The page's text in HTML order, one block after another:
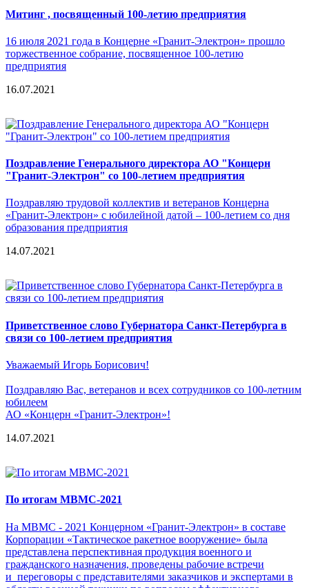
Митинг , посвященный 100-летию предприятия
16 июля 2021 года в Концерне «Гранит-Электрон» прошло
торжественное собрание, посвященное 100-летию
предприятия
16.07.2021
Поздравление Генерального директора АО "Концерн
"Гранит-Электрон" со 100-летием предприятия
Поздравляю трудовой коллектив и ветеранов Концерна
«Гранит-Электрон» с юбилейной датой – 100-летием со дня
образования предприятия
14.07.2021
Приветственное слово Губернатора Санкт-Петербурга в
связи со 100-летием предприятия
Уважаемый Игорь Борисович!
Поздравляю Вас, ветеранов и всех сотрудников со 100-летним
юбилеем
АО «Концерн «Гранит-Электрон»!
14.07.2021
По итогам МВМС-2021
На МВМС - 2021 Концерном «Гранит-Электрон» в составе
Корпорации «Тактическое ракетное вооружение» была
представлена перспективная продукция военного и
гражданского назначения, проведены рабочие встречи
и переговоры с представителями заказчиков и экспертами в